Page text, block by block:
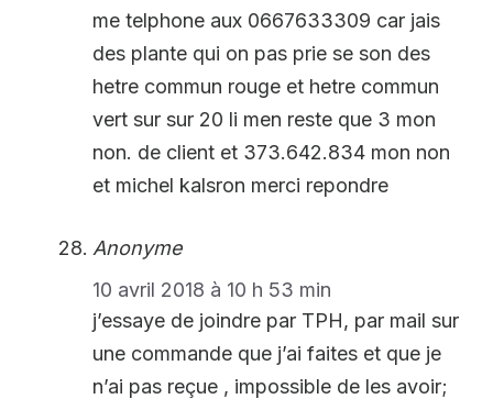
me telphone aux 0667633309 car jais
des plante qui on pas prie se son des
hetre commun rouge et hetre commun
vert sur sur 20 li men reste que 3 mon
non. de client et 373.642.834 mon non
et michel kalsron merci repondre
Anonyme
10 avril 2018 à 10 h 53 min
j’essaye de joindre par TPH, par mail sur
une commande que j’ai faites et que je
n’ai pas reçue , impossible de les avoir;